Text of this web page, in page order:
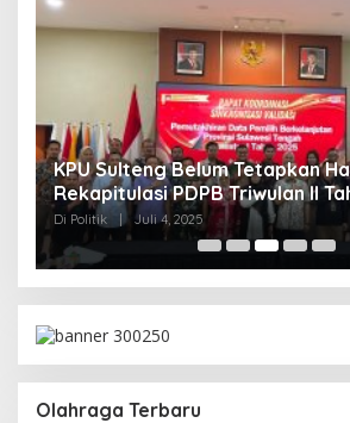
KPU Sulteng Belum Tetapkan
Rekapitulasi PDPB Triwulan II
Di Politik Juli 4, 2025
Olahraga Terbaru